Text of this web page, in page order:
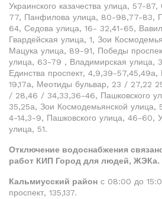
Украинского казачества улица, 57-87,
77, Панфилова улица, 80-98,77-83,
64, Седова улица, 16- 32,41-65,
Гвардейская улица, 1, Зои
Мацука улица, 89-91, Победы
улица, 63-79 , Владимирская улица,
Единства проспект, 4,9,39-
19,17а, Меотиды бульвар, 23 / 27,22
/ 28,46 / 34,33,36-46, Пашковского
35,25а, Зои Космодемьянской улица,
4-14,3-9, Пашковского улица, 46-60,
улица, 51.
Отключение водоснабжения
работ КИП Город для людей, ЖЭКа.
Кальмиусский район с 08:00 до
проспект, 135,137.